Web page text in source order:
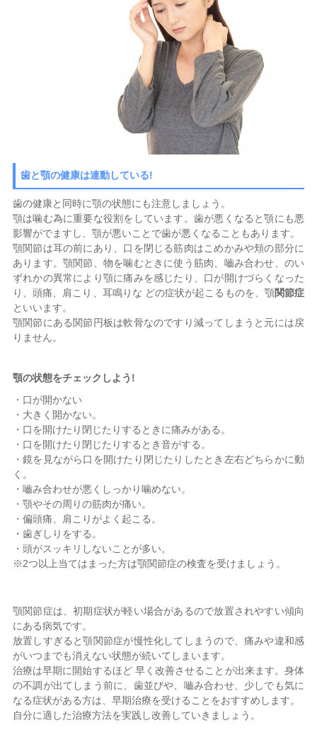
歯と顎の健康は連動している!
歯の健康と同時に顎の状態にも注意しましょう。
顎は噛む為に重要な役割をしています。歯が悪くなると顎にも悪
影響がでますし、顎が悪いことで歯が悪くなることもあります。
顎関節は耳の前にあり、口を閉じる筋肉はこめかみや頬の部分に
あります。顎関節、物を噛むときに使う筋肉、嚙み合わせ、のい
ずれかの異常により顎に痛みを感じたり、口が開けづらくなった
り、頭痛、肩こり、耳鳴りな どの症状が起こるものを、顎関節症
といいます。
顎関節にある関節円板は軟骨なのですり減ってしまうと元には戻
りません。
顎の状態をチェックしよう!
・口が開かない
・大きく開かない。
・口を開けたり閉じたりするときに痛みがある。
・口を開けたり閉じたりするとき音がする。
・鏡を見ながら口を開けたり閉じたりしたとき左右どちらかに動
く。
・嚙み合わせが悪くしっかり噛めない。
・顎やその周りの筋肉が痛い。
・偏頭痛、肩こりがよく起こる。
・歯ぎしりをする。
・頭がスッキリしないことが多い。
※2つ以上当てはまった方は顎関節症の検査を受けましょう。
顎関節症は、初期症状が軽い場合があるので放置されやすい傾向
にある病気です。
放置しすぎると顎関節症が慢性化してしまうので、痛みや違和感
がいつまでも消えない状態が続いてしまいます。
治療は早期に開始するほど 早く改善させることが出来ます。身体
の不調が出てしまう前に、歯並びや、嚙み合わせ、少しでも気に
なる症状がある方は、早期治療を受けることをおすすめします。
自分に適した治療方法を実践し改善していきましょう。